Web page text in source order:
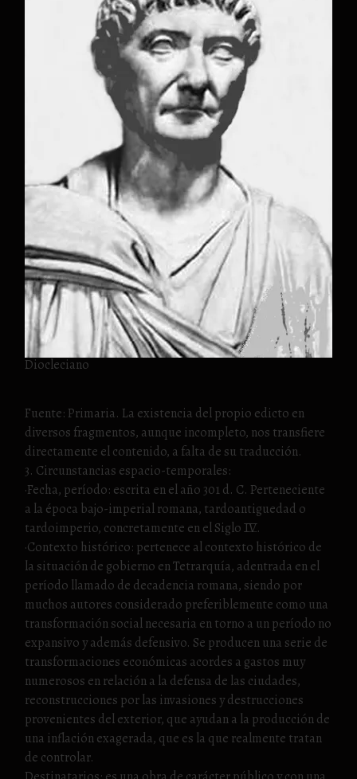
Diocleciano
Fuente: Primaria. La existencia del propio edicto en
diversos fragmentos, aunque incompleto, nos transfiere
directamente el contenido, a falta de su traducción.
3. Circunstancias espacio-temporales:
·Fecha, período: escrita en el año 301 d. C. Perteneciente
a la época bajo-imperial romana, tardoantiguedad o
tardoimperio, concretamente en el Siglo IV.
·Contexto histórico: pertenece al contexto histórico de
la situación de gobierno en Tetrarquía, adentrada en el
período llamado de decadencia romana, siendo por
muchos autores considerado preferiblemente como una
transformación social necesaria en torno a un período no
expansivo y además defensivo. Se producen una serie de
transformaciones económicas acordes a gastos muy
numerosos en relación a la defensa de las ciudades,
reconstrucciones por las invasiones y destrucciones
provenientes del exterior, que ayudan a la producción de
una inflación exagerada, que es la que realmente tratan
de controlar.